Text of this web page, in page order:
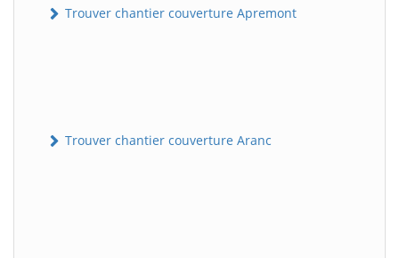
Trouver chantier couverture Apremont
Trouver chantier couverture Aranc